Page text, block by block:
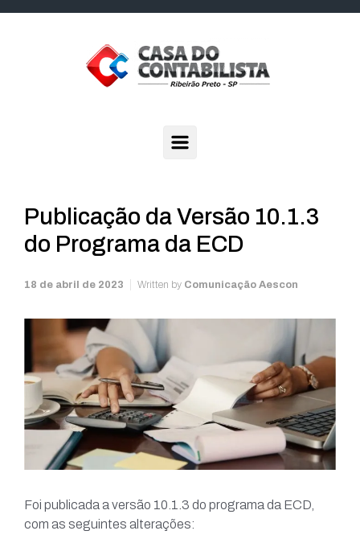
Publicação da Versão 10.1.3
do Programa da ECD
18 de abril de 2023 Written by Comunicação Aescon
Foi publicada a versão 10.1.3 do programa da ECD,
com as seguintes alterações: